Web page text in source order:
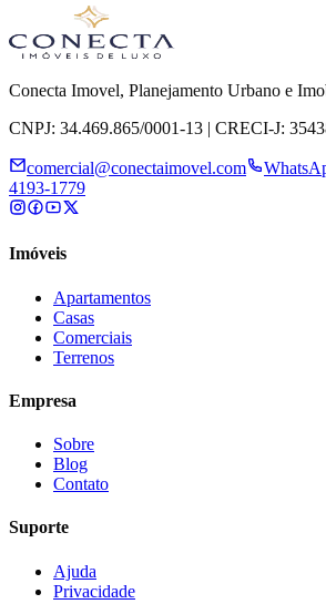
Conecta Imovel, Planejamento Urbano e
CNPJ: 34.469.865/0001-13 | CRECI-J:
comercial@conectaimovel.com
4193-1779
Imóveis
Apartamentos
Casas
Comerciais
Terrenos
Empresa
Sobre
Blog
Contato
Suporte
Ajuda
Privacidade